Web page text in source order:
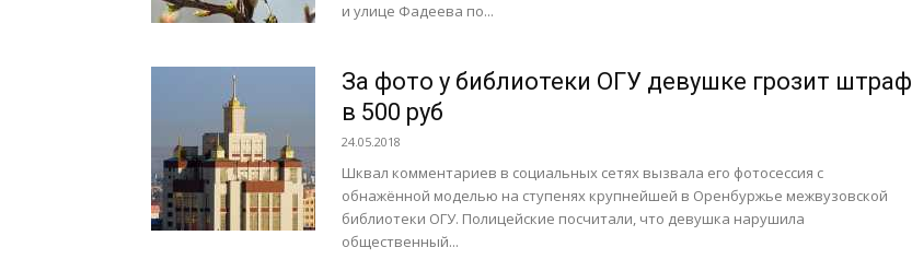
и улице Фадеева по...
За фото у библиотеки ОГУ девушке грозит штраф
в 500 руб
24.05.2018
Шквал комментариев в социальных сетях вызвала его фотосессия с
обнажённой моделью на ступенях крупнейшей в Оренбуржье межвузовской
библиотеки ОГУ. Полицейские посчитали, что девушка нарушила
общественный...